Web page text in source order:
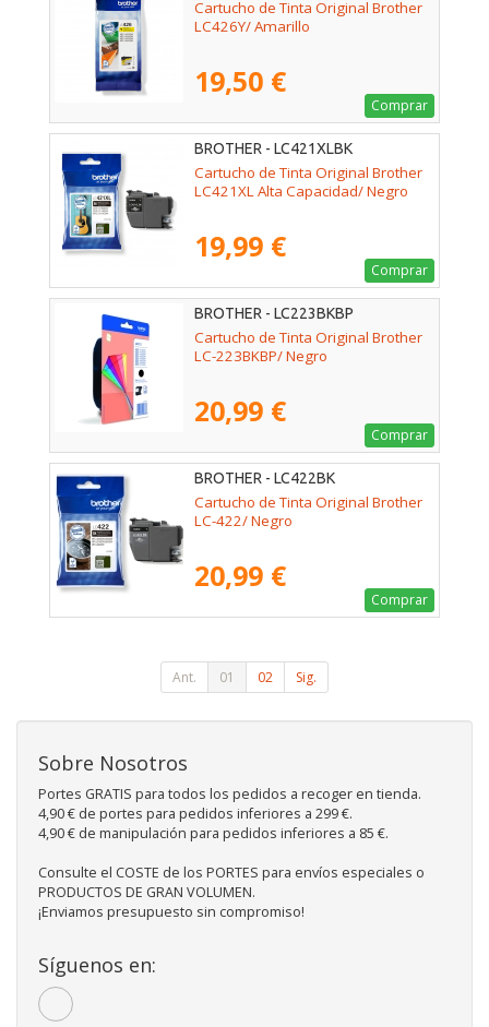
Cartucho de Tinta Original Brother
LC426Y/ Amarillo
19,50 €
Comprar
BROTHER - LC421XLBK
Cartucho de Tinta Original Brother
LC421XL Alta Capacidad/ Negro
19,99 €
Comprar
BROTHER - LC223BKBP
Cartucho de Tinta Original Brother
LC-223BKBP/ Negro
20,99 €
Comprar
BROTHER - LC422BK
Cartucho de Tinta Original Brother
LC-422/ Negro
20,99 €
Comprar
Ant. 01 02 Sig.
Sobre Nosotros
Portes GRATIS para todos los pedidos a recoger en tienda.
4,90 € de portes para pedidos inferiores a 299 €.
4,90 € de manipulación para pedidos inferiores a 85 €.
Consulte el COSTE de los PORTES para envíos especiales o
PRODUCTOS DE GRAN VOLUMEN.
¡Enviamos presupuesto sin compromiso!
Síguenos en: